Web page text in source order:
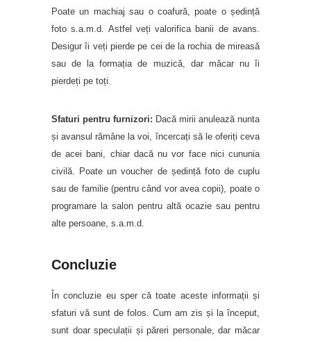
Poate un machiaj sau o coafură, poate o ședință
foto s.a.m.d. Astfel veți valorifica banii de avans.
Desigur îi veți pierde pe cei de la rochia de mireasă
sau de la formația de muzică, dar măcar nu îi
pierdeți pe toți.
Sfaturi pentru furnizori: Dacă mirii anulează nunta
și avansul rămâne la voi, încercați să le oferiți ceva
de acei bani, chiar dacă nu vor face nici cununia
civilă. Poate un voucher de ședință foto de cuplu
sau de familie (pentru când vor avea copii), poate o
programare la salon pentru altă ocazie sau pentru
alte persoane, s.a.m.d.
Concluzie
În concluzie eu sper că toate aceste informații și
sfaturi vă sunt de folos. Cum am zis și la început,
sunt doar speculații și păreri personale, dar măcar